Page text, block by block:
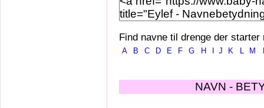
Find navne til drenge der starter
A B C D E F G H J K L M
NAVN -